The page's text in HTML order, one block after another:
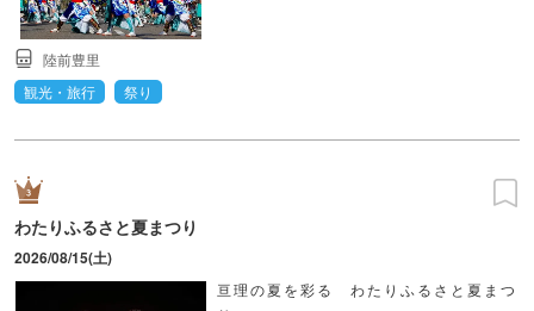
陸前豊里
観光・旅行
祭り
わたりふるさと夏まつり
2026/08/15(土)
亘理の夏を彩る わたりふるさと夏まつ